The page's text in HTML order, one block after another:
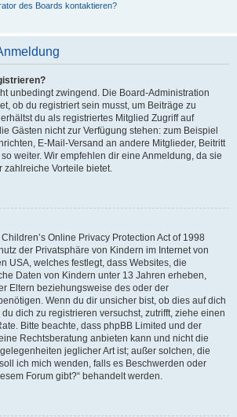
des Boards kontaktieren?
unbedingt zwingend. Die Board-Administration
ob du registriert sein musst, um Beiträge zu
du als registriertes Mitglied Zugriff auf
Gästen nicht zur Verfügung stehen: zum Beispiel
E-Mail-Versand an andere Mitglieder, Beitritt
weiter. Wir empfehlen dir eine Anmeldung, da sie
zahlreiche Vorteile bietet.
Online Privacy Protection Act of 1998
der Privatsphäre von Kindern im Internet von
USA, welches festlegt, dass Websites, die
Daten von Kindern unter 13 Jahren erheben,
Eltern beziehungsweise des oder der
Wenn du dir unsicher bist, ob dies auf dich
dich zu registrieren versuchst, zutrifft, ziehe einen
Bitte beachte, dass phpBB Limited und der
Rechtsberatung anbieten kann und nicht die
jeglicher Art ist; außer solchen, die
ich mich wenden, falls es Beschwerden oder
Forum gibt?“ behandelt werden.